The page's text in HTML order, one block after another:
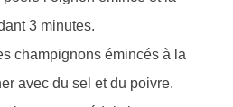
3 minutes.
champignons émincés à la
avec du sel et du poivre.